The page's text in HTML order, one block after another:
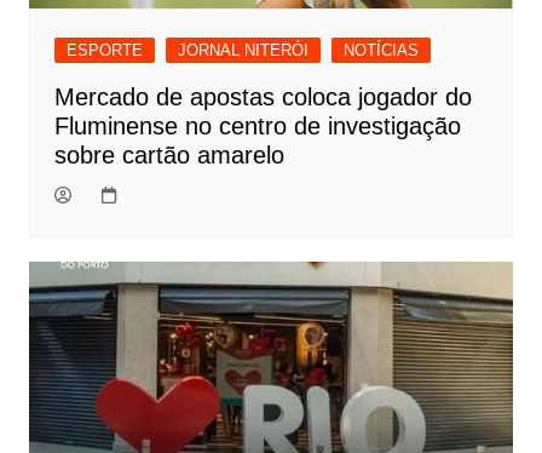
ESPORTE JORNAL NITERÓI NOTÍCIAS
Mercado de apostas coloca jogador do
Fluminense no centro de investigação
sobre cartão amarelo